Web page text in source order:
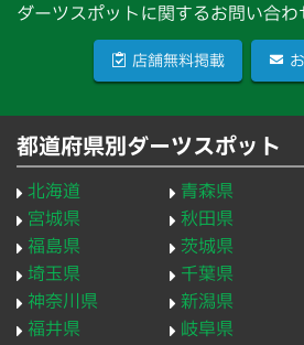
ダーツスポットに関するお問い合わ
店舗無料掲載
都道府県別ダーツスポット
北海道 青森県
宮城県
秋田県
福島県
茨城県
埼玉県
千葉県
神奈川県
新潟県
福井県
岐阜県